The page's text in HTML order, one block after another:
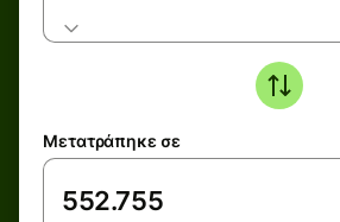
Μετατράπηκε σε